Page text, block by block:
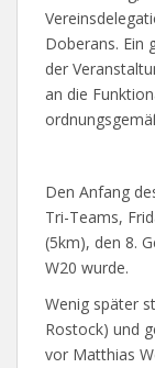
Doberans. Ein
der
an die
Den Anfang
Tri-Teams,
(5km), den 8.
W20 wurde.
Wenig später
Rostock) und
vor Matthias